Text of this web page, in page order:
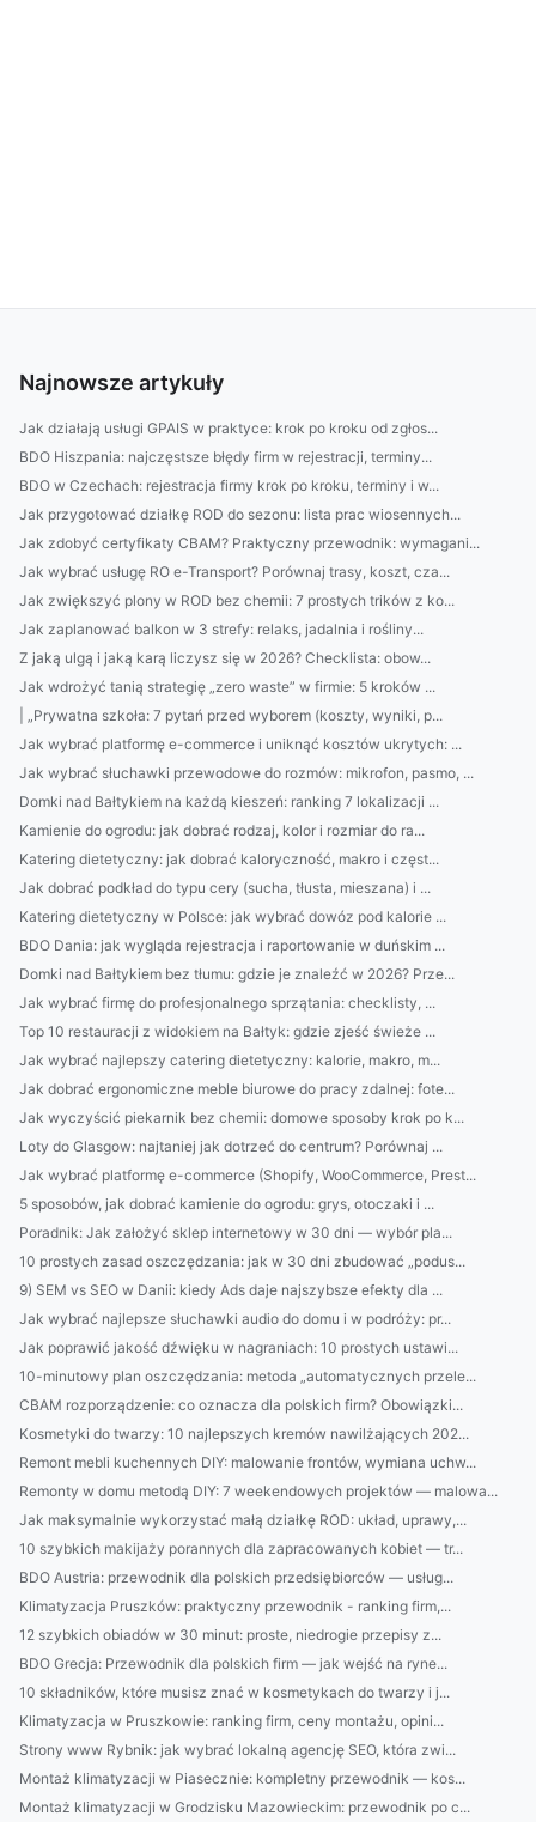
Najnowsze artykuły
Jak działają usługi GPAIS w praktyce: krok po kroku od zgłos...
BDO Hiszpania: najczęstsze błędy firm w rejestracji, terminy...
BDO w Czechach: rejestracja firmy krok po kroku, terminy i w...
Jak przygotować działkę ROD do sezonu: lista prac wiosennych...
Jak zdobyć certyfikaty CBAM? Praktyczny przewodnik: wymagani...
Jak wybrać usługę RO e-Transport? Porównaj trasy, koszt, cza...
Jak zwiększyć plony w ROD bez chemii: 7 prostych trików z ko...
Jak zaplanować balkon w 3 strefy: relaks, jadalnia i rośliny...
Z jaką ulgą i jaką karą liczysz się w 2026? Checklista: obow...
Jak wdrożyć tanią strategię „zero waste” w firmie: 5 kroków ...
| „Prywatna szkoła: 7 pytań przed wyborem (koszty, wyniki, p...
Jak wybrać platformę e-commerce i uniknąć kosztów ukrytych: ...
Jak wybrać słuchawki przewodowe do rozmów: mikrofon, pasmo, ...
Domki nad Bałtykiem na każdą kieszeń: ranking 7 lokalizacji ...
Kamienie do ogrodu: jak dobrać rodzaj, kolor i rozmiar do ra...
Katering dietetyczny: jak dobrać kaloryczność, makro i częst...
Jak dobrać podkład do typu cery (sucha, tłusta, mieszana) i ...
Katering dietetyczny w Polsce: jak wybrać dowóz pod kalorie ...
BDO Dania: jak wygląda rejestracja i raportowanie w duńskim ...
Domki nad Bałtykiem bez tłumu: gdzie je znaleźć w 2026? Prze...
Jak wybrać firmę do profesjonalnego sprzątania: checklisty, ...
Top 10 restauracji z widokiem na Bałtyk: gdzie zjeść świeże ...
Jak wybrać najlepszy catering dietetyczny: kalorie, makro, m...
Jak dobrać ergonomiczne meble biurowe do pracy zdalnej: fote...
Jak wyczyścić piekarnik bez chemii: domowe sposoby krok po k...
Loty do Glasgow: najtaniej jak dotrzeć do centrum? Porównaj ...
Jak wybrać platformę e-commerce (Shopify, WooCommerce, Prest...
5 sposobów, jak dobrać kamienie do ogrodu: grys, otoczaki i ...
Poradnik: Jak założyć sklep internetowy w 30 dni — wybór pla...
10 prostych zasad oszczędzania: jak w 30 dni zbudować „podus...
9) SEM vs SEO w Danii: kiedy Ads daje najszybsze efekty dla ...
Jak wybrać najlepsze słuchawki audio do domu i w podróży: pr...
Jak poprawić jakość dźwięku w nagraniach: 10 prostych ustawi...
10-minutowy plan oszczędzania: metoda „automatycznych przele...
CBAM rozporządzenie: co oznacza dla polskich firm? Obowiązki...
Kosmetyki do twarzy: 10 najlepszych kremów nawilżających 202...
Remont mebli kuchennych DIY: malowanie frontów, wymiana uchw...
Remonty w domu metodą DIY: 7 weekendowych projektów — malowa...
Jak maksymalnie wykorzystać małą działkę ROD: układ, uprawy,...
10 szybkich makijaży porannych dla zapracowanych kobiet — tr...
BDO Austria: przewodnik dla polskich przedsiębiorców — usług...
Klimatyzacja Pruszków: praktyczny przewodnik - ranking firm,...
12 szybkich obiadów w 30 minut: proste, niedrogie przepisy z...
BDO Grecja: Przewodnik dla polskich firm — jak wejść na ryne...
10 składników, które musisz znać w kosmetykach do twarzy i j...
Klimatyzacja w Pruszkowie: ranking firm, ceny montażu, opini...
Strony www Rybnik: jak wybrać lokalną agencję SEO, która zwi...
Montaż klimatyzacji w Piasecznie: kompletny przewodnik — kos...
Montaż klimatyzacji w Grodzisku Mazowieckim: przewodnik po c...